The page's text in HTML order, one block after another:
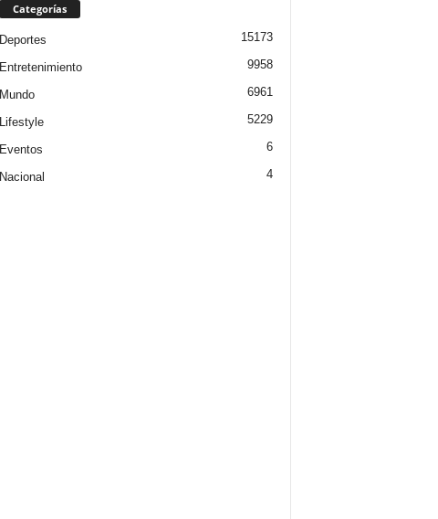
Categorías
Deportes 15173
Entretenimiento 9958
Mundo 6961
Lifestyle 5229
Eventos 6
Nacional 4